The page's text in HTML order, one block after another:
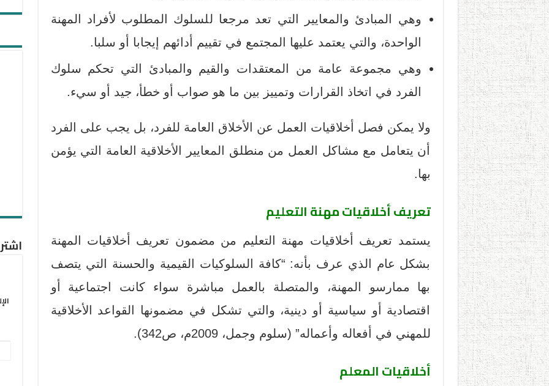
وهي المبادئ والمعايير التي تعد مرجعا للسلوك المطلوب لأفراد المهنة
الواحدة، والتي يعتمد عليها المجتمع في تقييم أدائهم إيجابا أو سلبا.
وهي مجموعة عامة من المعتقدات والقيم والمبادئ التي تحكم سلوك
الفرد في اتخاذ القرارات وتمييز بين ما هو صواب أو خطأ، جيد أو سيء.
ولا يمكن فصل أخلاقيات العمل عن الأخلاق العامة للفرد، بل يجب على الفرد
أن يتعامل مع مشاكل العمل من منطلق المعايير الأخلاقية العامة التي يؤمن
بها.
تعريف أخلاقيات مهنة التعليم
يستمد تعريف أخلاقيات مهنة التعليم من مضمون تعريف أخلاقيات المهنة
بشكل عام الذي عرف بأنه: “كافة السلوكيات القيمية والحسنة التي يتصف
بها ممارسو المهنة، والمتصلة بالعمل مباشرة سواء كانت اجتماعية أو
اقتصادية أو سياسية أو دينية، والتي تشكل في مضمونها القواعد الأخلاقية
للمهني في أفعاله وأعماله” (سلوم وجمل، 2009م، ص342).
أخلاقيات المعلم